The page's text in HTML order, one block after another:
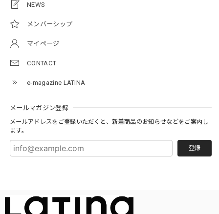
NEWS
メンバーシップ
マイページ
CONTACT
e-magazine LATINA
メールマガジン登録
メールアドレスをご登録いただくと、新着商品のお知らせなどをご案内し
ます。
登録